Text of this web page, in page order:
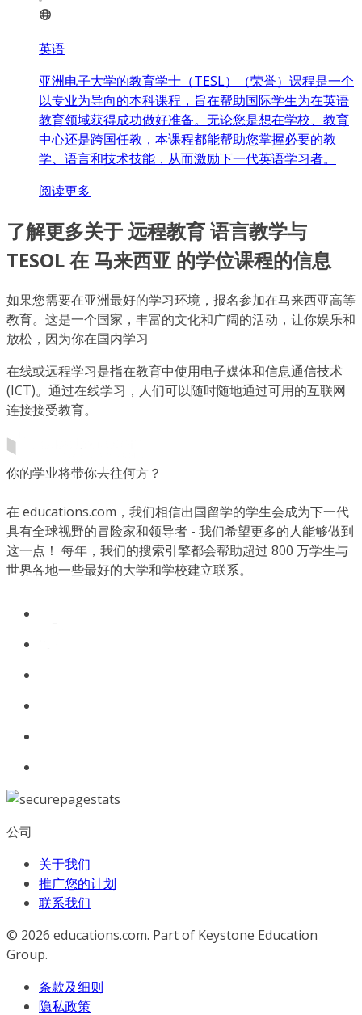
英语
亚洲电子大学的教育学士（TESL）（荣誉）课程是一个
以专业为导向的本科课程，旨在帮助国际学生为在英语
教育领域获得成功做好准备。无论您是想在学校、教育
中心还是跨国任教，本课程都能帮助您掌握必要的教
学、语言和技术技能，从而激励下一代英语学习者。
阅读更多
了解更多关于 远程教育 语言教学与
TESOL 在 马来西亚 的学位课程的信息
如果您需要在亚洲最好的学习环境，报名参加在马来西亚高等
教育。这是一个国家，丰富的文化和广阔的活动，让你娱乐和
放松，因为你在国内学习
在线或远程学习是指在教育中使用电子媒体和信息通信技术
(ICT)。通过在线学习，人们可以随时随地通过可用的互联网
连接接受教育。
你的学业将带你去往何方？
在 educations.com，我们相信出国留学的学生会成为下一代
具有全球视野的冒险家和领导者 - 我们希望更多的人能够做到
这一点！ 每年，我们的搜索引擎都会帮助超过 800 万学生与
世界各地一些最好的大学和学校建立联系。
公司
关于我们
推广您的计划
联系我们
© 2026 educations.com. Part of Keystone Education
Group.
条款及细则
隐私政策